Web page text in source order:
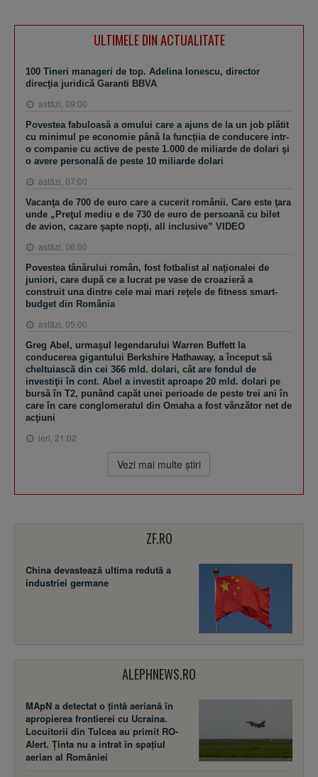
ULTIMELE DIN ACTUALITATE
100 Tineri manageri de top. Adelina Ionescu, director
direcţia juridică Garanti BBVA
astăzi, 09:00
Povestea fabuloasă a omului care a ajuns de la un job plătit
cu minimul pe economie până la funcţiia de conducere intr-
o companie cu active de peste 1.000 de miliarde de dolari şi
o avere personală de peste 10 miliarde dolari
astăzi, 07:00
Vacanţa de 700 de euro care a cucerit românii. Care este ţara
unde „Preţul mediu e de 730 de euro de persoană cu bilet
de avion, cazare şapte nopţi, all inclusive” VIDEO
astăzi, 06:00
Povestea tânărului român, fost fotbalist al naţionalei de
juniori, care după ce a lucrat pe vase de croazieră a
construit una dintre cele mai mari reţele de fitness smart-
budget din România
astăzi, 05:00
Greg Abel, urmaşul legendarului Warren Buffett la
conducerea gigantului Berkshire Hathaway, a început să
cheltuiască din cei 366 mld. dolari, cât are fondul de
investiţii în cont. Abel a investit aproape 20 mld. dolari pe
bursă în T2, punând capăt unei perioade de peste trei ani în
care în care conglomeratul din Omaha a fost vânzător net de
acţiuni
ieri, 21:02
Vezi mai multe ştiri
ZF.RO
China devastează ultima redută a
industriei germane
ALEPHNEWS.RO
MApN a detectat o țintă aeriană în
apropierea frontierei cu Ucraina.
Locuitorii din Tulcea au primit RO-
Alert. Ținta nu a intrat în spațiul
aerian al României